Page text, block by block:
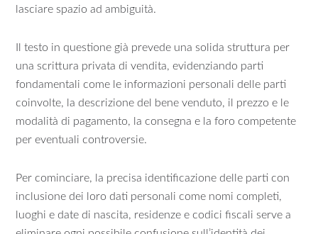
lasciare spazio ad ambiguità.
Il testo in questione già prevede una solida struttura per
una scrittura privata di vendita, evidenziando parti
fondamentali come le informazioni personali delle parti
coinvolte, la descrizione del bene venduto, il prezzo e le
modalità di pagamento, la consegna e la foro competente
per eventuali controversie.
Per cominciare, la precisa identificazione delle parti con
inclusione dei loro dati personali come nomi completi,
luoghi e date di nascita, residenze e codici fiscali serve a